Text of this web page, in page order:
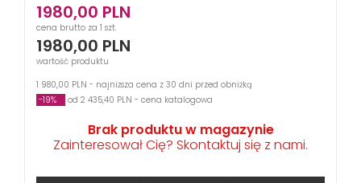
1980,00 PLN
cena brutto za 1 szt.
1980,00 PLN
wartość produktu
1 980,00 PLN - najniższa cena z 30 dni przed obniżką
-19%
od 2 435,40 PLN - cena katalogowa
Brak produktu w magazynie
Zainteresował Cię? Skontaktuj się z nami.